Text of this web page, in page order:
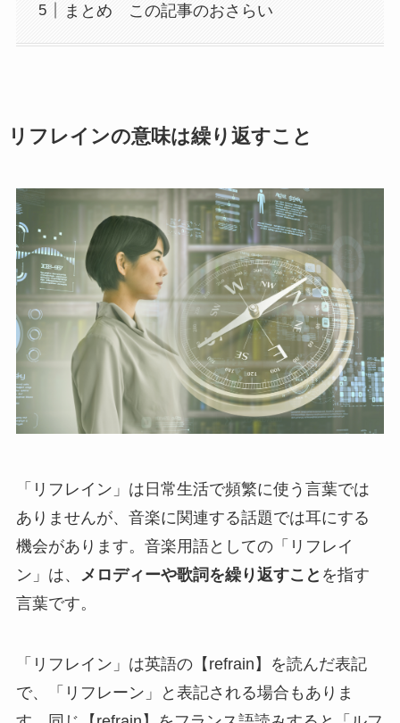
まとめ この記事のおさらい
リフレインの意味は繰り返すこと
「リフレイン」は日常生活で頻繁に使う言葉では
ありませんが、音楽に関連する話題では耳にする
機会があります。音楽用語としての「リフレイ
ン」は、
メロディーや歌詞を繰り返すこと を指す
言葉です。
「リフレイン」は英語の【refrain】を読んだ表記
で、「リフレーン」と表記される場合もありま